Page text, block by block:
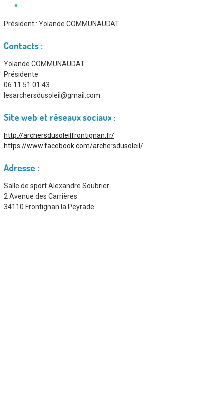
Président : Yolande COMMUNAUDAT
Contacts :
Yolande COMMUNAUDAT
Présidente
06 11 51 01 43
lesarchersdusoleil@gmail.com
Site web et réseaux sociaux :
http://archersdusoleilfrontignan.fr/
https://www.facebook.com/archersdusoleil/
Adresse :
Salle de sport Alexandre Soubrier
2 Avenue des Carrières
34110 Frontignan la Peyrade